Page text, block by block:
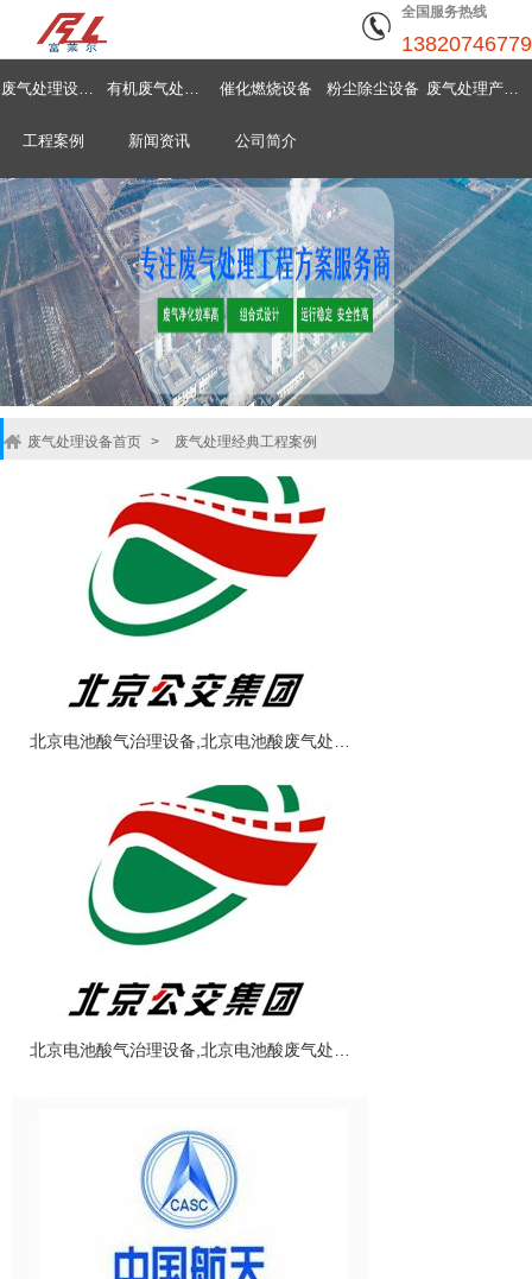
全国服务热线
13820746779
废气处理设备首页 有机废气处理设备 催化燃烧设备 粉尘除尘设备 废气处理产品中心
工程案例 新闻资讯 公司简介
废气处理设备首页 > 废气处理经典工程案例